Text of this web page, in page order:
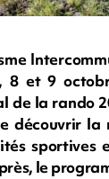
8 et 9
de la rando
découvrir
sportives
le